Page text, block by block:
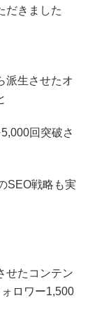
だきました
派生させたオ
回突破さ
SEO戦略も実
せたコンテン
ロワー1,500